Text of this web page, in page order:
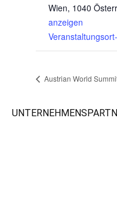
Wien, 1040
anzeigen
Austrian World